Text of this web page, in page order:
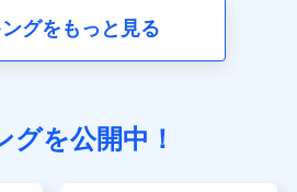
）
グをもっと見る
を公開中！